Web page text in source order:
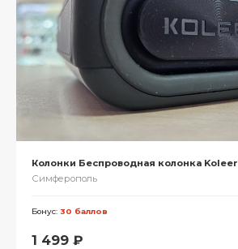
Колонки Беспроводная колонка Koleer
Симферополь
Бонус: 30 баллов
1 499 ₽